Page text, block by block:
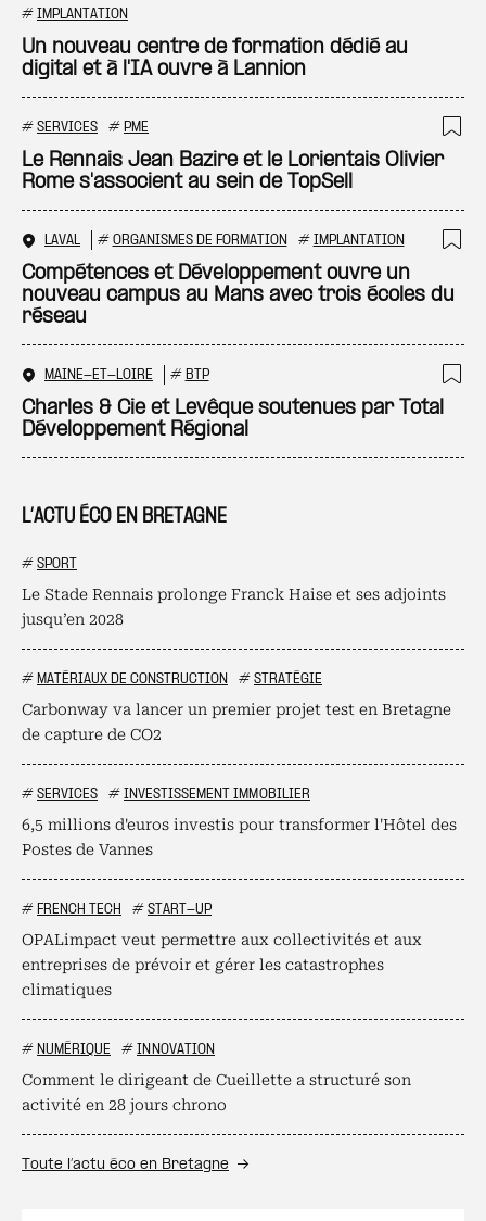
L’ACTU ÉCO EN BRETAGNE
# SPORT
Le Stade Rennais prolonge Franck Haise et ses adjoints
jusqu’en 2028
# MATÉRIAUX DE CONSTRUCTION # STRATÉGIE
Carbonway va lancer un premier projet test en Bretagne
de capture de CO2
# SERVICES # INVESTISSEMENT IMMOBILIER
6,5 millions d'euros investis pour transformer l'Hôtel des
Postes de Vannes
# FRENCH TECH # START-UP
OPALimpact veut permettre aux collectivités et aux
entreprises de prévoir et gérer les catastrophes
climatiques
# NUMÉRIQUE # INNOVATION
Comment le dirigeant de Cueillette a structuré son
activité en 28 jours chrono
Toute l’actu éco en Bretagne
# IMPLANTATION
Un nouveau centre de formation dédié au
digital et à l'IA ouvre à Lannion
# SERVICES # PME
Le Rennais Jean Bazire et le Lorientais Olivier
Rome s'associent au sein de TopSell
LAVAL # ORGANISMES DE FORMATION # IMPLANTATION
Compétences et Développement ouvre un
nouveau campus au Mans avec trois écoles du
réseau
MAINE-ET-LOIRE # BTP
Charles & Cie et Levêque soutenues par Total
Développement Régional